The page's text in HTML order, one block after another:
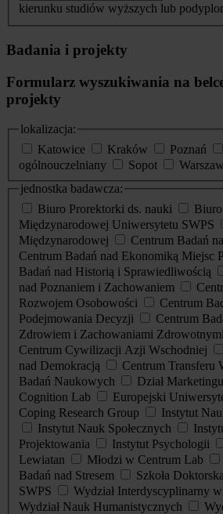
kierunku studiów wyższych lub
Badania i projekty
Formularz wyszukiwania na
projekty
lokalizacja:
Katowice
Kraków Poznań
ogólnouczelniany
Sopot
jednostka badawcza:
Biuro Prorektorki ds. nauki
Międzynarodowej Uniwersytetu SWPS
Międzynarodowej
Centrum Badań
Centrum Badań nad Ekonomiką Miejsc
Badań nad Historią i Sprawiedliwością
nad Poznaniem i Zachowaniem
Rozwojem Osobowości
Centrum
Podejmowania Decyzji
Centrum
Zdrowiem i Zachowaniami
Centrum Cywilizacji Azji Wschodniej
nad Demokracją
Centrum Transferu
Badań Naukowych
Dział Marketingu
Cognition Lab
Europejski
Coping Research Group
Instytut
Instytut Nauk Społecznych
Projektowania
Instytut Psychologii
Lewiatan
Młodzi w Centrum Lab
Badań nad Stresem
Szkoła Doktorska
SWPS
Wydział Interdyscyplinarny
Wydział Nauk Humanistycznych